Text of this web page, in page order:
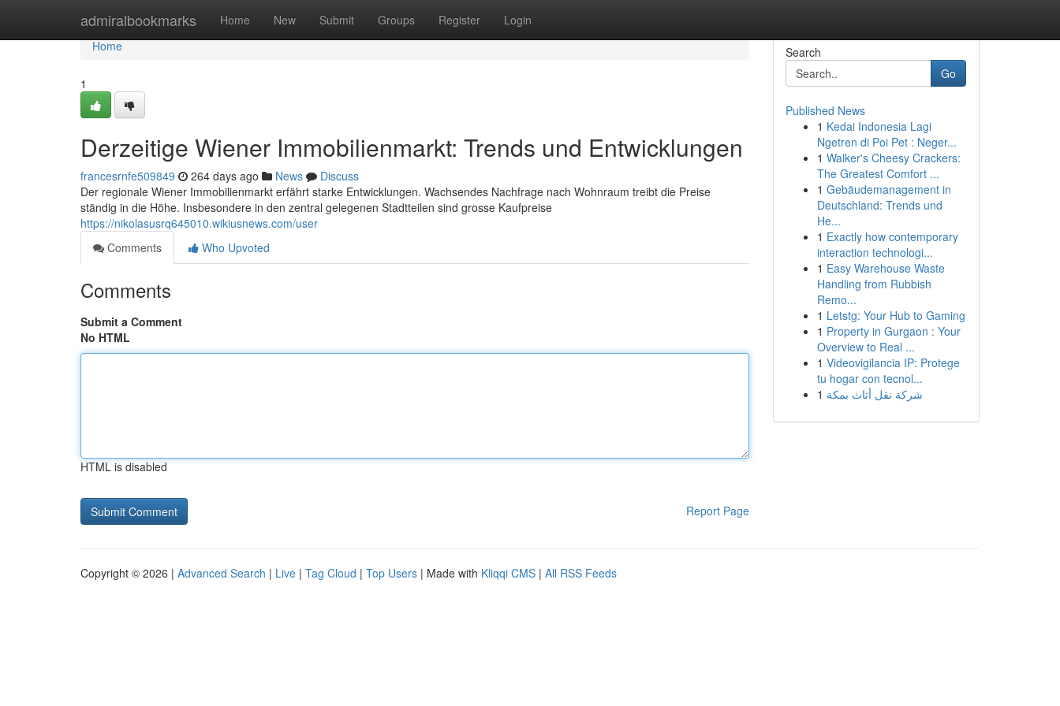
admiralbookmarks Home New Submit Groups Register Login
Home
Home
1
Derzeitige Wiener Immobilienmarkt: Trends und Entwicklungen
francesrnfe509849 264 days ago News
Discuss
Der regionale Wiener Immobilienmarkt erfährt starke Entwicklungen. Wachsendes Nachfrage nach Wohnraum treibt die Preise
ständig in die Höhe. Insbesondere in den zentral gelegenen Stadtteilen sind grosse Kaufpreise
https://nikolasusrq645010.wikiusnews.com/user
Comments
Who Upvoted
Comments
Submit a Comment
No HTML
HTML is disabled
Report Page
Search
Go
Published News
1 Kedai Indonesia Lagi
Ngetren di Poi Pet : Neger...
1 Walker's Cheesy Crackers:
The Greatest Comfort ...
1 Gebäudemanagement in
Deutschland: Trends und
He...
1 Exactly how contemporary
interaction technologi...
1 Easy Warehouse Waste
Handling from Rubbish
Remo...
1 Letstg: Your Hub to Gaming
1 Property in Gurgaon : Your
Overview to Real ...
1 Videovigilancia IP: Protege
tu hogar con tecnol...
1 شركة نقل أثاث بمكة
Copyright © 2026 | Advanced Search | Live | Tag Cloud | Top Users | Made with Kliqqi CMS | All RSS Feeds